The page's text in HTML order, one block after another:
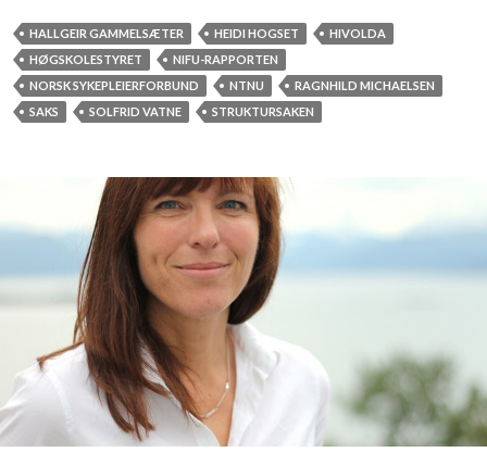
a
n
s
k
i
g
å
h
a
t
l
l
i
t
HALLGEIR GAMMELSÆTER HEIDI HOGSET
HIVOLDA
HØGSKOLESTYRET
NIFU-RAPPORTEN
NORSK SYKEPLEIERFORBUND
NTNU
RAGNHILD MICHAELSEN
SAKS
SOLFRID VATNE STRUKTURSAKEN